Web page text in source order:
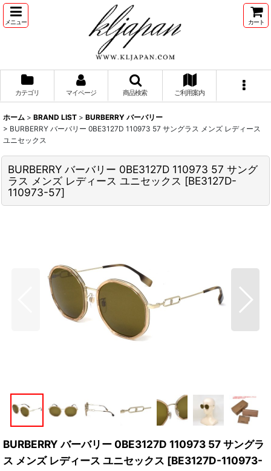
メニュー カート
カテゴリ マイページ 商品検索 ご利用案内
ホーム > BRAND LIST > BURBERRY バーバリー
> BURBERRY バーバリー 0BE3127D 110973 57 サングラス メンズ レディース
ユニセックス
BURBERRY バーバリー 0BE3127D 110973 57 サング
ラス メンズ レディース ユニセックス [BE3127D-
110973-57]
BURBERRY バーバリー 0BE3127D 110973 57 サングラ
ス メンズ レディース ユニセックス [BE3127D-110973-